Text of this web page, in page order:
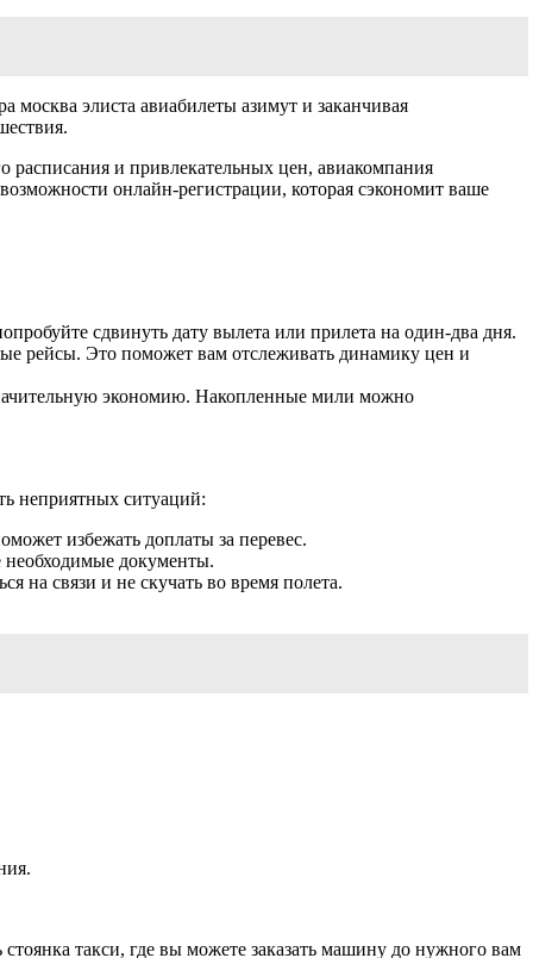
элиста авиабилеты азимут и заканчивая
и привлекательных цен, авиакомпания
онлайн-регистрации, которая сэкономит ваше
сдвинуть дату вылета или прилета на один-два дня.
рейсы. Это поможет вам отслеживать динамику цен и
экономию. Накопленные мили можно
неприятных ситуаций:
избежать доплаты за перевес.
необходимые документы.
на связи и не скучать во время полета.
такси, где вы можете заказать машину до нужного вам